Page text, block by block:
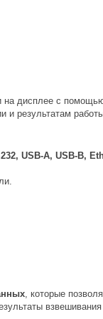
дисплее с
результатам
USB-A, USB-B,
, которые